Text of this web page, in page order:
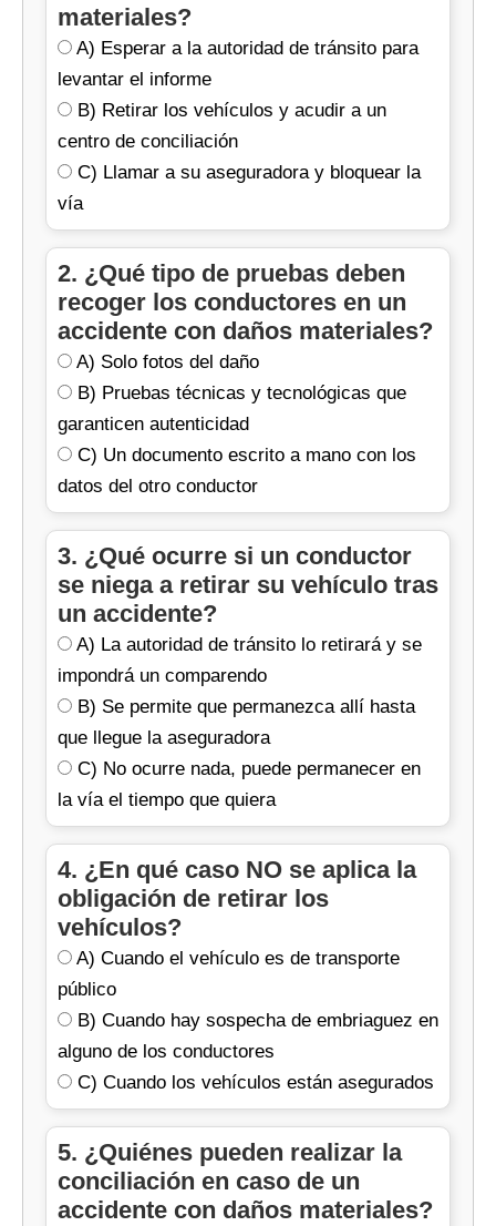
heridos +
desacuerdo
informe
Conductor en
estado de
ebriedad
No mover
vehículos; esperar
pruebas
Brecha de conocimiento:¿Qué pruebas
tecnológicas son válidas según el Art. 143?
(Ej: fotos con geolocalización)
Consejo pedagógico:
Simulación: Estudiantes recrean un
accidente sin heridos y practican
recolección de pruebas (fotos,
testimonios).
real y preguntar: "¿Qué harían en este
caso según el Código?"
materiales?
A) Esperar a la autoridad de tránsito para
levantar el informe
B) Retirar los vehículos y acudir a un
centro de conciliación
C) Llamar a su aseguradora y bloquear la
vía
2. ¿Qué tipo de pruebas deben
recoger los conductores en un
accidente con daños materiales?
A) Solo fotos del daño
B) Pruebas técnicas y tecnológicas que
garanticen autenticidad
C) Un documento escrito a mano con los
datos del otro conductor
3. ¿Qué ocurre si un conductor
se niega a retirar su vehículo tras
un accidente?
A) La autoridad de tránsito lo retirará y se
impondrá un comparendo
B) Se permite que permanezca allí hasta
que llegue la aseguradora
C) No ocurre nada, puede permanecer en
la vía el tiempo que quiera
4. ¿En qué caso NO se aplica la
obligación de retirar los
vehículos?
A) Cuando el vehículo es de transporte
público
B) Cuando hay sospecha de embriaguez en
alguno de los conductores
C) Cuando los vehículos están asegurados
5. ¿Quiénes pueden realizar la
conciliación en caso de un
accidente con daños materiales?